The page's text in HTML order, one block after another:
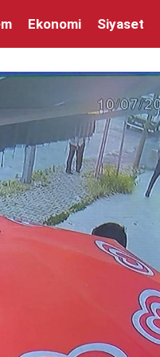
Ekonomi Siyaset